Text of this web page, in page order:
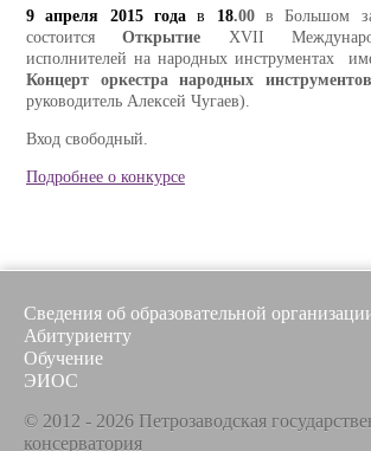
9 апреля 2015 годав 18.00в Большом
состоитсяОткрытие XVII
исполнителей на народных инструментах
Концерт оркестра народных инструментов
руководитель Алексей Чугаев).
Вход свободный.
Подробнее о конкурсе
Сведения об образовательной
Абитуриенту
Обучение
ЭИОС
© 2012 - 2026 Петрозаводская
консерватория